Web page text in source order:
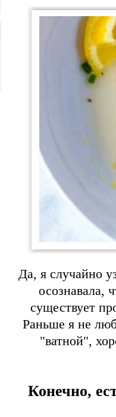
Да, я случайно
осознавала,
существует
Раньше я не
"ватной",
Конечно,